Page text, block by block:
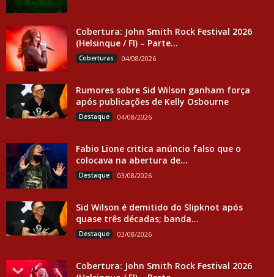
Cobertura: John Smith Rock Festival 2026
(Helsinque / FI) – Parte...
Coberturas 04/08/2026
Rumores sobre Sid Wilson ganham força
após publicações de Kelly Osbourne
Destaque 04/08/2026
Fabio Lione critica anúncio falso que o
colocava na abertura de...
Destaque 03/08/2026
Sid Wilson é demitido do Slipknot após
quase três décadas; banda...
Destaque 03/08/2026
Cobertura: John Smith Rock Festival 2026